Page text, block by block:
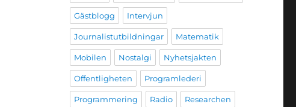
Gästblogg Intervjun
Journalistutbildningar Matematik
Mobilen Nostalgi Nyhetsjakten
Offentligheten Programlederi
Programmering Radio Researchen